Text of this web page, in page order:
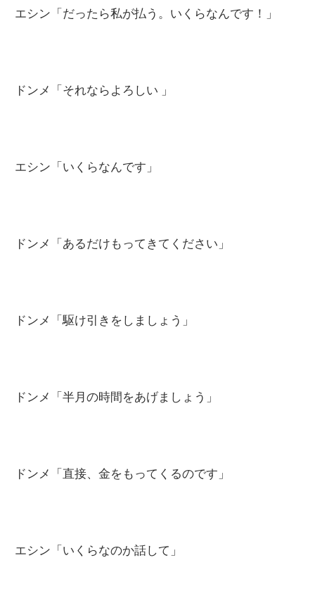
エシン「だったら私が払う。いくらなんです！」
ドンメ「それならよろしい 」
エシン「いくらなんです」
ドンメ「あるだけもってきてください」
ドンメ「駆け引きをしましょう」
ドンメ「半月の時間をあげましょう」
ドンメ「直接、金をもってくるのです」
エシン「いくらなのか話して」